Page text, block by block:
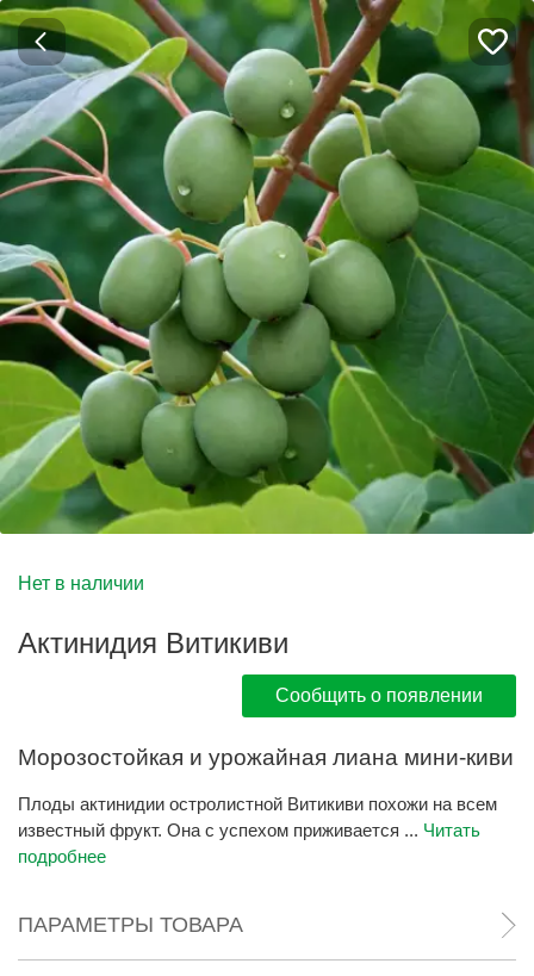
Нет в наличии
Актинидия Витикиви
Сообщить о появлении
Морозостойкая и урожайная лиана мини-киви
Плоды актинидии остролистной Витикиви похожи на всем
известный фрукт. Она с успехом приживается ... Читать
подробнее
ПАРАМЕТРЫ ТОВАРА